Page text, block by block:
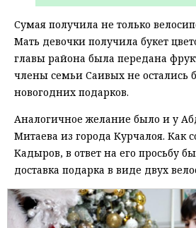
Сумая получила не только
Мать девочки получила букет
главы района была передана
члены семьи Саивых не остались
новогодних подарков.
Аналогичное желание было и у
Митаева из города Курчалоя. Как
Кадыров, в ответ на его просьбу
доставка подарка в виде двух